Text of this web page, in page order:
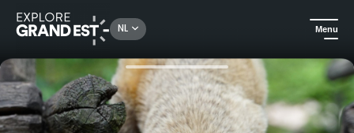
NL Menu
Kijk je ogen uit in de Grand Est Cadeaubon Zoo d'Amnéville: Geef een wilde ervaring cadeau!